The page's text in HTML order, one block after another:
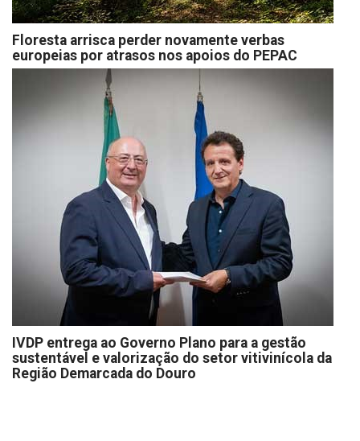
Floresta arrisca perder novamente verbas
europeias por atrasos nos apoios do PEPAC
IVDP entrega ao Governo Plano para a gestão
sustentável e valorização do setor vitivinícola da
Região Demarcada do Douro